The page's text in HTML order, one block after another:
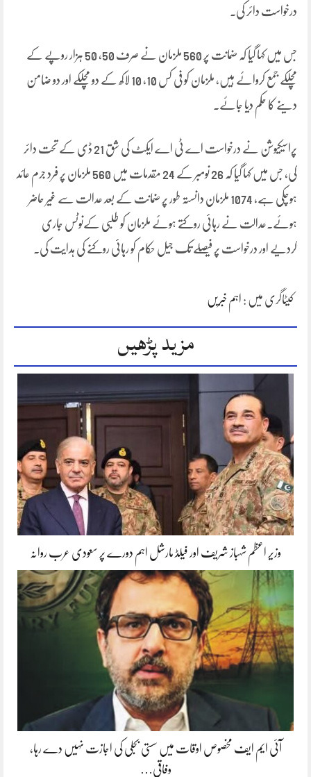
درخواست دائر کی۔
جس میں کہا گیا کہ ضمانت پر 560 ملزمان نے صرف 50، 50 ہزار روپے کے
مچلکے جمع کروائے ہیں، ملزمان کو فی کس 10، 10 لاکھ کے دو مچلکے اور دو ضامن
دینے کا حکم دیا جائے۔
پراسیکیوشن نے درخواست اے ٹی اے ایکٹ کی شق 21 ڈی کے تحت دائر
کی، جس میں کہا گیا کہ 26 نومبر کے 24 مقدمات میں 560 ملزمان پر فرد جرم عائد
ہوچکی ہے، 1074 ملزمان دانستہ طور پر ضمانت کے بعد عدالت سے غیر حاضر
ہوئے۔عدالت نے رہائی روکتے ہوئے ملزمان کو طلبی کےنوٹس جاری
کردیے اور درخواست پر فیصلے تک جیل حکام کو رہائی روکنے کی ہدایت کی۔
کیٹاگری میں : اہم خبریں
مزید پڑھیں
وزیر اعظم شہباز شریف اور فیلڈ مارشل اہم دورے پر سعودی عرب روانہ
آئی ایم ایف مخصوص اوقات میں سستی بجلی کی اجازت نہیں دے رہا،
وفاقی…